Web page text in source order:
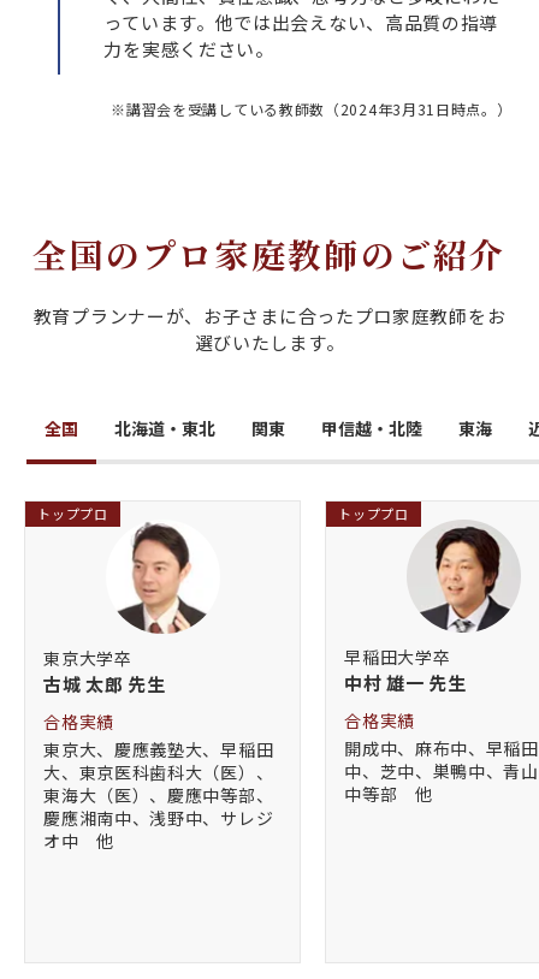
っています。他では出会えない、高品質の指導
力を実感ください。
※講習会を受講している教師数（2024年3月31日時点。）
全国のプロ家庭教師のご紹介
教育プランナーが、お子さまに合ったプロ家庭教師をお
選びいたします。
全国 北海道・東北 関東 甲信越・北陸 東海
トッププロ
東京大学卒
古城 太郎 先生
合格実績
東京大、慶應義塾大、早稲田
大、東京医科歯科大（医）、
東海大（医）、慶應中等部、
慶應湘南中、浅野中、サレジ
オ中 他
トッププロ
早稲田大学卒
中村 雄一 先生
合格実績
開成中、麻布中、早稲
中、芝中、巣鴨中、青
中等部 他